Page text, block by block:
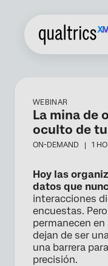
WEBINAR
La mina de
oculto de
ON-DEMAND | 1
Hoy las
datos que
interacciones
encuestas.
permanecen
dejan de ser
una barrera
precisión.